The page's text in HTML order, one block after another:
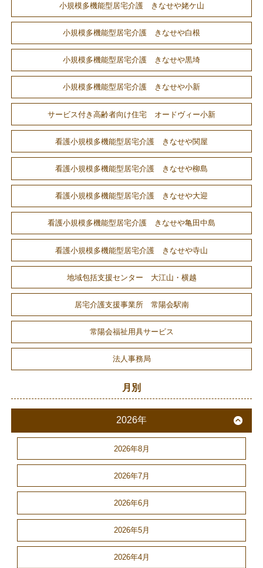
小規模多機能型居宅介護 きなせや姥ケ山
小規模多機能型居宅介護 きなせや白根
小規模多機能型居宅介護 きなせや黒埼
小規模多機能型居宅介護 きなせや小新
サービス付き高齢者向け住宅 オードヴィー小新
看護小規模多機能型居宅介護 きなせや関屋
看護小規模多機能型居宅介護 きなせや柳島
看護小規模多機能型居宅介護 きなせや大迎
看護小規模多機能型居宅介護 きなせや亀田中島
看護小規模多機能型居宅介護 きなせや寺山
地域包括支援センター 大江山・横越
居宅介護支援事業所 常陽会駅南
常陽会福祉用具サービス
法人事務局
月別
2026年
2026年8月
2026年7月
2026年6月
2026年5月
2026年4月